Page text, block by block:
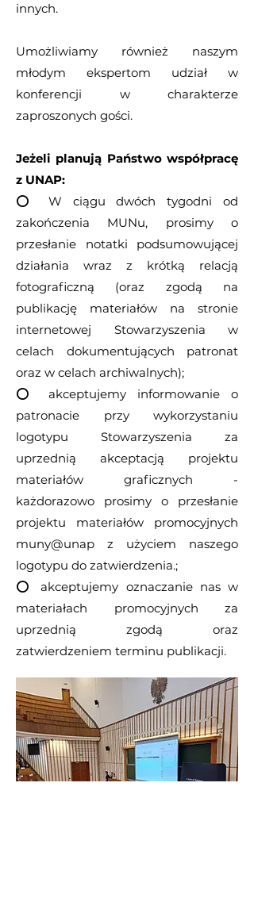
innych.
Umożliwiamy również naszym
młodym ekspertom udział w
konferencji w charakterze
zaproszonych gości.
Jeżeli planują Państwo współpracę
z UNAP:
⭕️ W ciągu dwóch tygodni od
zakończenia MUNu, prosimy o
przesłanie notatki podsumowującej
działania wraz z krótką relacją
fotograficzną (oraz zgodą na
publikację materiałów na stronie
internetowej Stowarzyszenia w
celach dokumentujących patronat
oraz w celach archiwalnych);
⭕️ akceptujemy informowanie o
patronacie przy wykorzystaniu
logotypu Stowarzyszenia za
uprzednią akceptacją projektu
materiałów graficznych -
każdorazowo prosimy o przesłanie
projektu materiałów promocyjnych
muny@unap z użyciem naszego
logotypu do zatwierdzenia.​;
⭕️ akceptujemy oznaczanie nas w
materiałach promocyjnych za
uprzednią zgodą oraz
zatwierdzeniem terminu publikacji.